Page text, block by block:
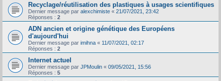
Recyclage/réutilisation des plastiques à usages scientifiques
Dernier message par alexchimiste « 21/07/2021, 23:42
Réponses : 2
ADN ancien et origine génétique des Européens
d'aujourd'hui
Dernier message par imihna « 11/07/2021, 02:17
Réponses : 2
Internet actuel
Dernier message par JPMoulin « 09/05/2021, 15:56
Réponses : 5